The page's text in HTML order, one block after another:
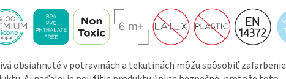
obsiahnuté v potravinách a tekutinách môžu spôsobiť zafarbenie